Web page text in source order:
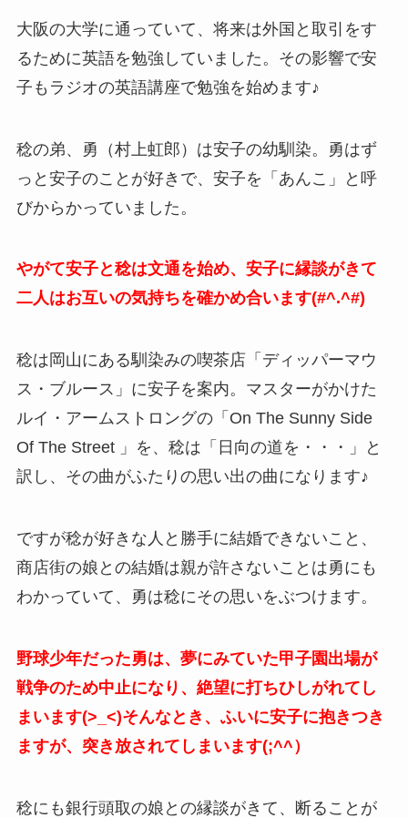
大阪の大学に通っていて、将来は外国と取引をす
るために英語を勉強していました。その影響で安
子もラジオの英語講座で勉強を始めます♪
稔の弟、勇（村上虹郎）は安子の幼馴染。勇はず
っと安子のことが好きで、安子を「あんこ」と呼
びからかっていました。
やがて安子と稔は文通を始め、安子に縁談がきて
二人はお互いの気持ちを確かめ合います(#^.^#)
稔は岡山にある馴染みの喫茶店「ディッパーマウ
ス・ブルース」に安子を案内。マスターがかけた
ルイ・アームストロングの「On The Sunny Side
Of The Street 」を、稔は「日向の道を・・・」と
訳し、その曲がふたりの思い出の曲になります♪
ですが稔が好きな人と勝手に結婚できないこと、
商店街の娘との結婚は親が許さないことは勇にも
わかっていて、勇は稔にその思いをぶつけます。
野球少年だった勇は、夢にみていた甲子園出場が
戦争のため中止になり、絶望に打ちひしがれてし
まいます(>_<)そんなとき、ふいに安子に抱きつき
ますが、突き放されてしまいます(;^^）
稔にも銀行頭取の娘との縁談がきて、断ることが